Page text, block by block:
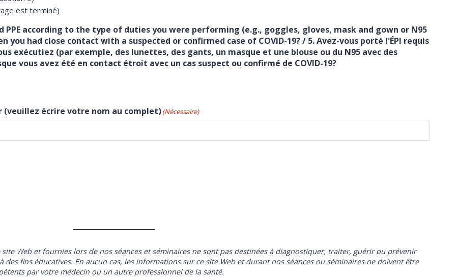
est terminé)
according to the type of duties you were performing (e.g., goggles, gloves, mask and gown or N95
had close contact with a suspected or confirmed case of COVID-19? / 5. Avez-vous porté l'ÉPI requis
exécutiez (par exemple, des lunettes, des gants, un masque et une blouse ou du N95 avec des
vous avez été en contact étroit avec un cas suspect ou confirmé de COVID-19?
(veuillez écrire votre nom au complet)(Nécessaire)
Web et fournies lors de nos séances et séminaires ne sont pas destinées à diagnostiquer, traiter, guérir ou prévenir
fins éducatives. En aucun cas, les informations sur ce site Web et durant nos séances ou séminaires ne doivent être
par votre médecin ou un autre professionnel de la santé.